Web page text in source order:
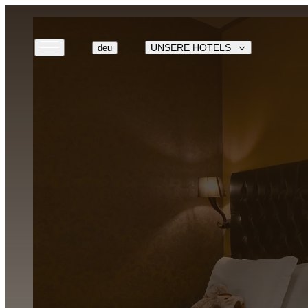
deu UNSERE HOTELS